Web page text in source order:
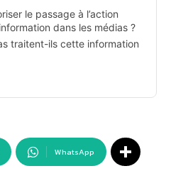
le passage à l’action
dans les médias ?
traitent-ils cette information
WhatsApp